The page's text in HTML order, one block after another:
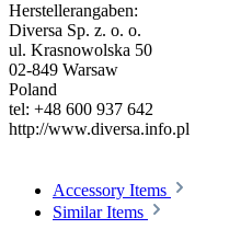
Herstellerangaben:
Diversa Sp. z. o. o.
ul. Krasnowolska 50
02-849 Warsaw
Poland
tel: +48 600 937 642
http://www.diversa.info.pl
Accessory Items
Similar Items